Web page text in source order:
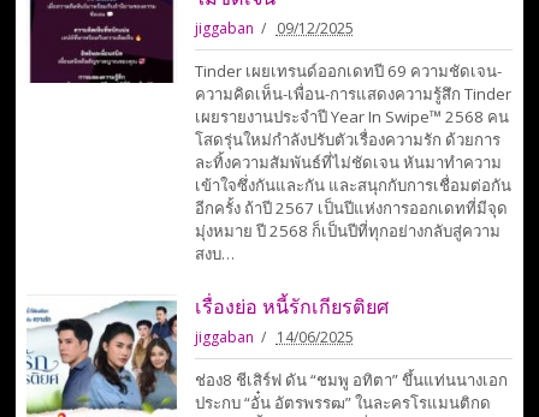
jiggaban 09/12/2025
Tinder เผยเทรนด์ออกเดทปี 69 ความชัดเจน-
ความคิดเห็น-เพื่อน-การแสดงความรู้สึก Tinder
เผยรายงานประจำปี Year In Swipe™ 2568 คน
โสดรุ่นใหม่กำลังปรับตัวเรื่องความรัก ด้วยการ
ละทิ้งความสัมพันธ์ที่ไม่ชัดเจน หันมาทำความ
เข้าใจซึ่งกันและกัน และสนุกกับการเชื่อมต่อกัน
อีกครั้ง ถ้าปี 2567 เป็นปีแห่งการออกเดทที่มีจุด
มุ่งหมาย ปี 2568 ก็เป็นปีที่ทุกอย่างกลับสู่ความ
สงบ…
เรื่องย่อ หนี้รักเกียรติยศ
jiggaban 14/06/2025
ช่อง8 ชีเสิร์ฟ ดัน “ชมพู อทิตา” ขึ้นแท่นนางเอก
ประกบ “อั๋น อัตรพรรฒ” ในละครโรแมนติกด